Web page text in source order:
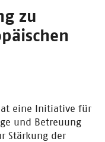
zu
eine Initiative für
und Betreuung
Stärkung der